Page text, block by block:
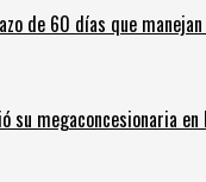
de 60 días que
su megaconcesionaria